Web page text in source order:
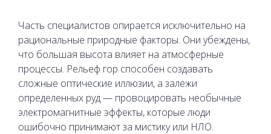
Часть специалистов опирается исключительно на
рациональные природные факторы. Они убеждены,
что большая высота влияет на атмосферные
процессы. Рельеф гор способен создавать
сложные оптические иллюзии, а залежи
определенных руд — провоцировать необычные
электромагнитные эффекты, которые люди
ошибочно принимают за мистику или НЛО.